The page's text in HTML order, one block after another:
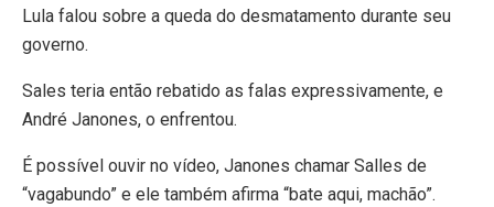
Lula falou sobre a queda do desmatamento durante seu
governo.
Sales teria então rebatido as falas expressivamente, e
André Janones, o enfrentou.
É possível ouvir no vídeo, Janones chamar Salles de
“vagabundo” e ele também afirma “bate aqui, machão”.